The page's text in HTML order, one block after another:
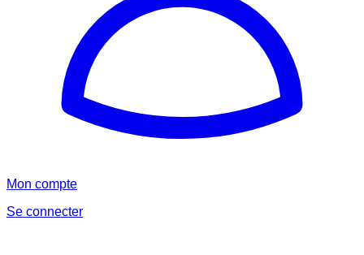
Mon compte
Se connecter